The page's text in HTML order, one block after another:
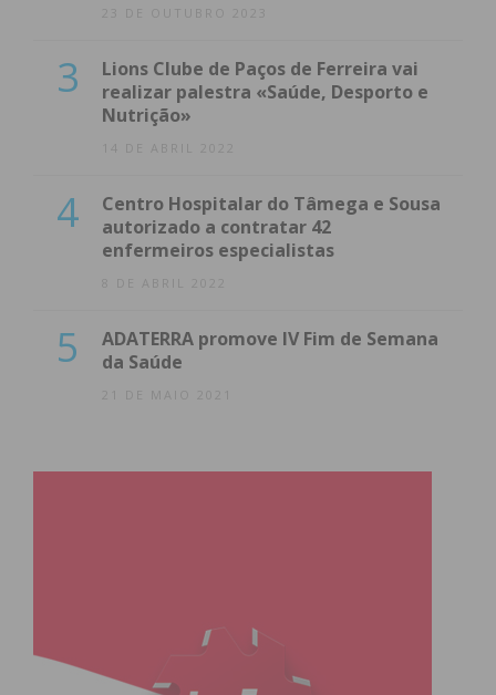
23 DE OUTUBRO 2023
3
Lions Clube de Paços de Ferreira vai
realizar palestra «Saúde, Desporto e
Nutrição»
14 DE ABRIL 2022
4
Centro Hospitalar do Tâmega e Sousa
autorizado a contratar 42
enfermeiros especialistas
8 DE ABRIL 2022
5
ADATERRA promove IV Fim de Semana
da Saúde
21 DE MAIO 2021